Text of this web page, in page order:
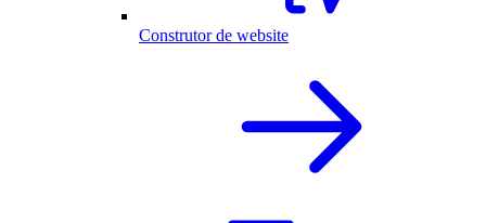
Construtor de website